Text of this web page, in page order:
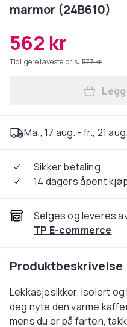
marmor (24B610)
562 kr
Tidligere laveste pris: 577 kr
Ma., 17 aug. - fr., 21 aug.
Sikker betaling
14 dagers åpent
Selges og leveres
TP E-commerce
Produktbeskrivelse
Lekkasjesikker, isolert
deg nyte den varme
mens du er på farten,